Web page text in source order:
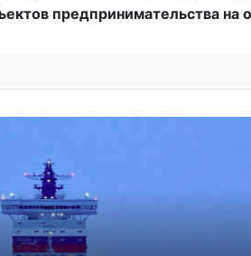
предпринимательства